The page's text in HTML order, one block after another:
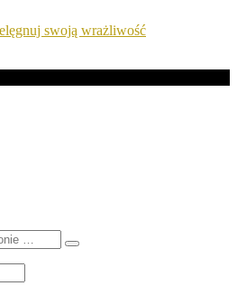
swoją wrażliwość
Zamknij